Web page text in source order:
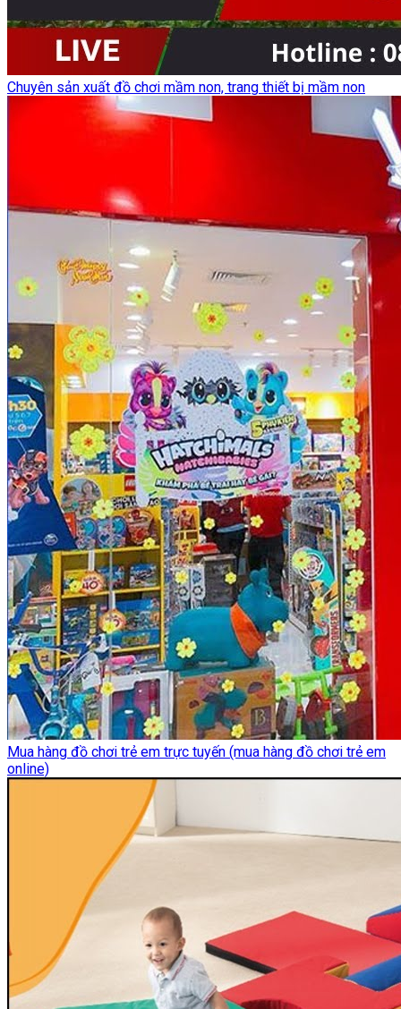
Chuyên sản xuất đồ chơi mầm non, trang thiết bị mầm non
Mua hàng đồ chơi trẻ em trực tuyến (mua hàng đồ chơi trẻ em
online)